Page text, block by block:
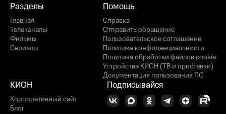
Разделы
Главная
Телеканалы
Фильмы
Сериалы
Помощь
Справка
Отправить обращение
Пользовательское соглашение
Политика конфиденциальности
Политика обработки файлов cookie
Устройства КИОН (ТВ и приставки)
Документация пользования ПО
КИОН
Корпоративный сайт
Блог
Подписывайся